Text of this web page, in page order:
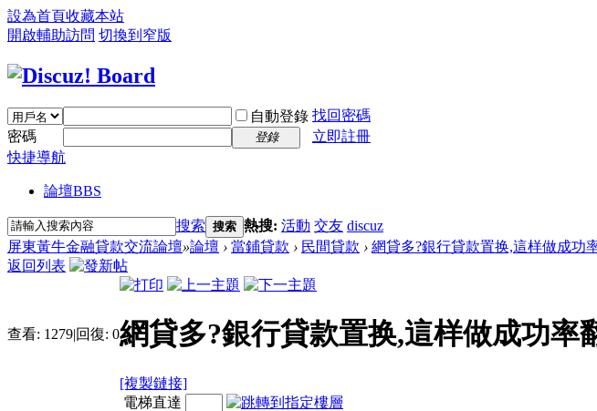
設為首頁收藏本站
開啟輔助訪問 切換到窄版
自動登錄 找回密碼
密碼
登錄
立即註冊
快捷導航
論壇BBS
搜索 搜索 熱搜: 活動 交友 discuz
屏東黃牛金融貸款交流論壇»論壇 › 當鋪貸款 › 民間貸款 › 網貸多?銀行貸款置换,這样做成功
返回列表
查看: 1279|回復: 0網貸多?銀行貸款置换,這样做成功率
[複製鏈接]
電梯直達